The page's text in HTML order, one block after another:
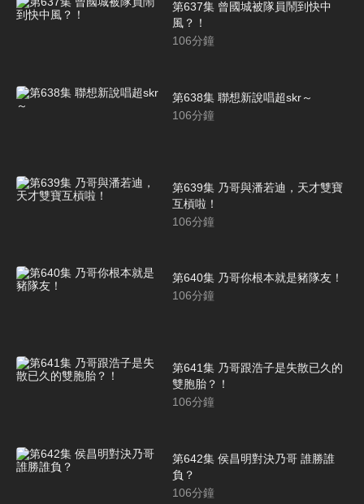
第637集 曾國城被隊員鬧到快中
風？！
106分鐘
第638集 聯想新說唱超skr～
106分鐘
第639集 乃哥與潘若迪，天才雙寶
互槓啦！
106分鐘
第640集 乃哥你根本就是豬隊友！
106分鐘
第641集 乃哥跟浩子是失散已久的
雙胞胎？！
106分鐘
第642集 侯昌明對決乃哥 誰勝誰
負？
106分鐘